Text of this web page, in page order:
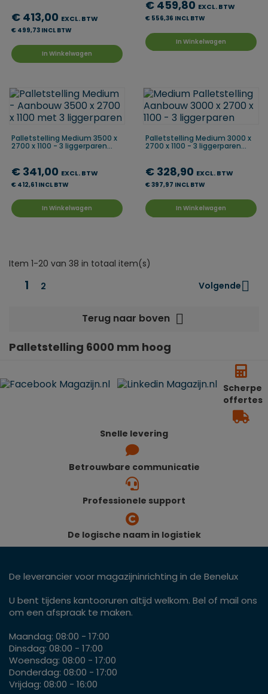
€ 413,00 EXCL. BTW
€ 499,73 INCL BTW
In Winkelwagen
€ 459,80 EXCL. BTW
€ 556,36 INCL BTW
In Winkelwagen
Palletstelling Medium 3500 x
2700 x 1100 - 3 liggerparen...
€ 341,00 EXCL. BTW
€ 412,61 INCL BTW
In Winkelwagen
Palletstelling Medium 3000 x
2700 x 1100 - 3 liggerparen...
€ 328,90 EXCL. BTW
€ 397,97 INCL BTW
In Winkelwagen
Item 1-20 van 38 in totaal item(s)
1 2 Volgende
Terug naar boven 
Palletstelling 6000 mm hoog
Scherpe
offertes
Snelle levering
Betrouwbare communicatie
Professionele support
De logische naam in logistiek
De leverancier voor magazijninrichting in de Benelux
U bent tijdens kantooruren altijd welkom. Bel of mail ons
om een afspraak te maken.
Maandag: 08:00 - 17:00
Dinsdag: 08:00 - 17:00
Woensdag: 08:00 - 17:00
Donderdag: 08:00 - 17:00
Vrijdag: 08:00 - 16:00